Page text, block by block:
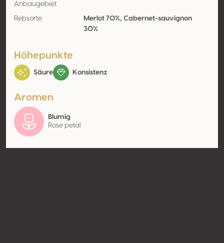
Anbaugebiet
Rebsorte
Merlot 70%, Cabernet-sauvignon
30%
Höhepunkte
Säure Konsistenz
Aromen
Blumig
Rose petal